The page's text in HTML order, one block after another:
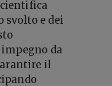
svolto e dei
da
il